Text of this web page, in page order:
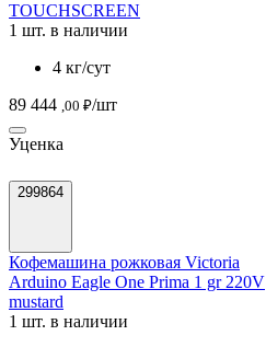
TOUCHSCREEN
1 шт. в наличии
4 кг/сут
89 444 ,00 ₽/шт
Уценка
299864
Кофемашина рожковая Victoria
Arduino Eagle One Prima 1 gr 220V
mustard
1 шт. в наличии